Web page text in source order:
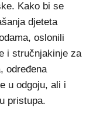
Kako bi se
djeteta
oslonili
i stručnjakinje za
određena
u odgoju, ali i
pristupa.